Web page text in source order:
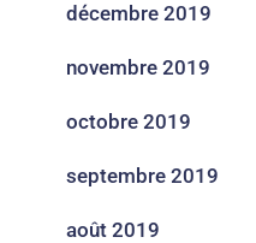
décembre 2019
novembre 2019
octobre 2019
septembre 2019
août 2019